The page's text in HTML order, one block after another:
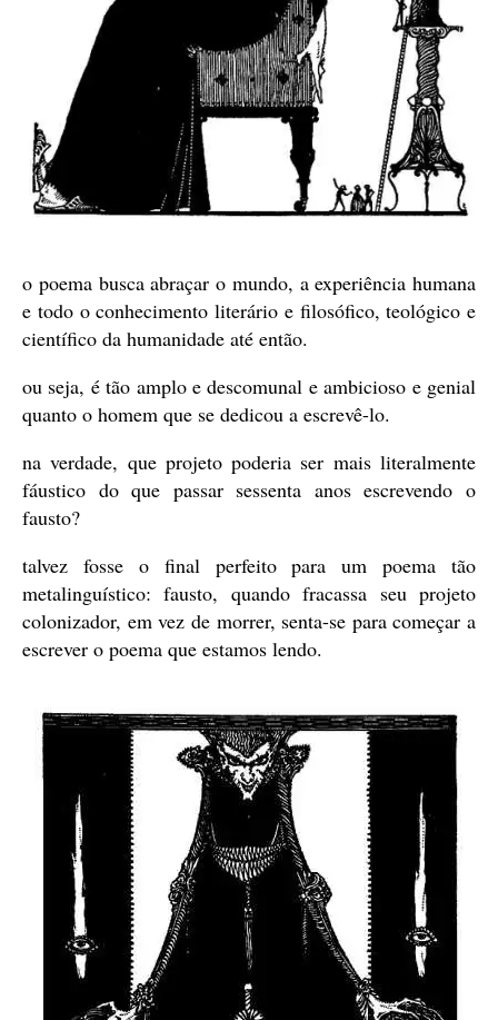
o poema busca abraçar o mundo, a experiência humana
e todo o conhecimento literário e filosófico, teológico e
científico da humanidade até então.
ou seja, é tão amplo e descomunal e ambicioso e genial
quanto o homem que se dedicou a escrevê-lo.
na verdade, que projeto poderia ser mais literalmente
fáustico do que passar sessenta anos escrevendo o
fausto?
talvez fosse o final perfeito para um poema tão
metalinguístico: fausto, quando fracassa seu projeto
colonizador, em vez de morrer, senta-se para começar a
escrever o poema que estamos lendo.